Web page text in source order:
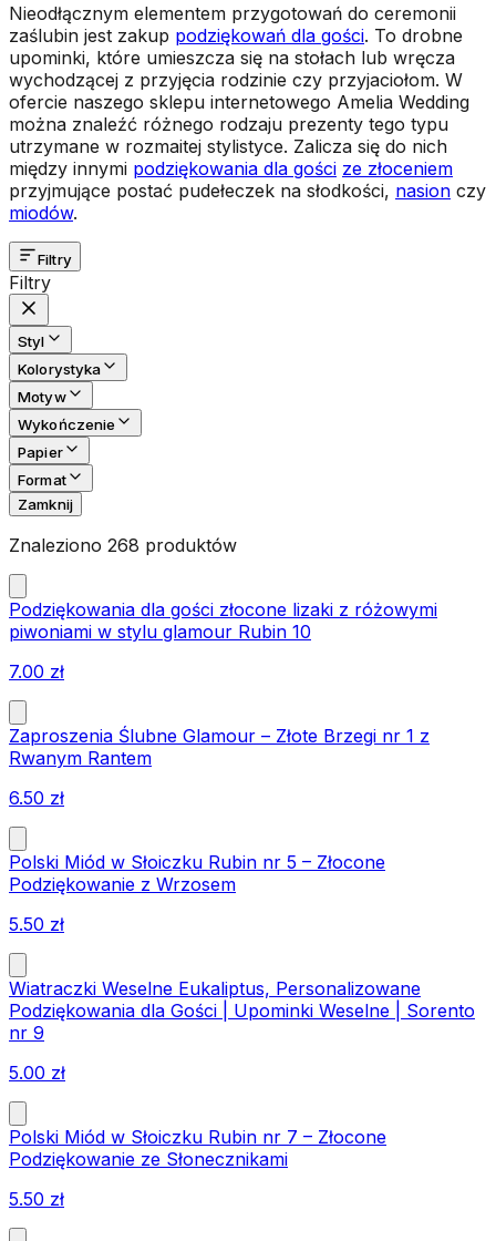
Nieodłącznym elementem przygotowań do ceremonii
zaślubin jest zakup podziękowań dla gości. To drobne
upominki, które umieszcza się na stołach lub wręcza
wychodzącej z przyjęcia rodzinie czy przyjaciołom. W
ofercie naszego sklepu internetowego Amelia Wedding
można znaleźć różnego rodzaju prezenty tego typu
utrzymane w rozmaitej stylistyce. Zalicza się do nich
między innymi podziękowania dla gości ze złoceniem
przyjmujące postać pudełeczek na słodkości, nasion czy
miodów.
Filtry
Filtry
Styl
Kolorystyka
Motyw
Wykończenie
Papier
Format
Zamknij
Znaleziono 268 produktów
Podziękowania dla gości złocone lizaki z różowymi
piwoniami w stylu glamour Rubin 10
7.00 zł
Zaproszenia Ślubne Glamour – Złote Brzegi nr 1 z
Rwanym Rantem
6.50 zł
Polski Miód w Słoiczku Rubin nr 5 – Złocone
Podziękowanie z Wrzosem
5.50 zł
Wiatraczki Weselne Eukaliptus, Personalizowane
Podziękowania dla Gości | Upominki Weselne | Sorento
nr 9
5.00 zł
Polski Miód w Słoiczku Rubin nr 7 – Złocone
Podziękowanie ze Słonecznikami
5.50 zł